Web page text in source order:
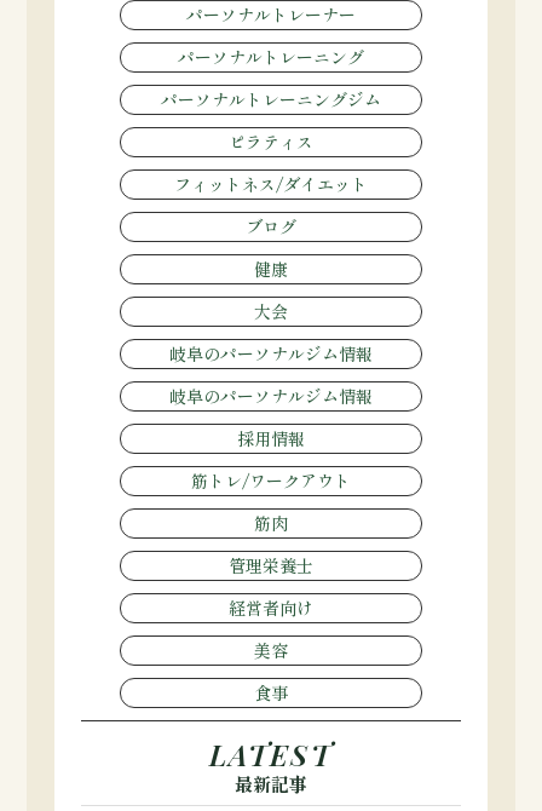
パーソナルトレーナー
パーソナルトレーニング
パーソナルトレーニングジム
ピラティス
フィットネス/ダイエット
ブログ
健康
大会
岐阜のパーソナルジム情報
岐阜のパーソナルジム情報
採用情報
筋トレ/ワークアウト
筋肉
管理栄養士
経営者向け
美容
食事
LATEST
最新記事